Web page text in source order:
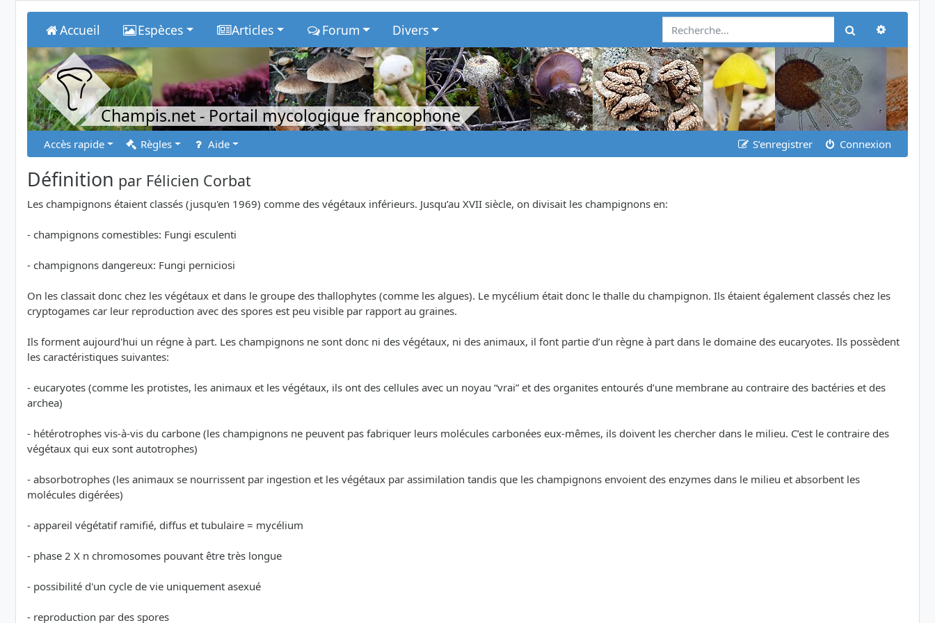
Accueil Espèces Articles Forum Divers Rechercher
Champis.net- Portail mycologique francophone
Accès rapide Règles Aide S’enregistrer Connexion
Définition par Félicien Corbat
Les champignons étaient classés (jusqu'en 1969) comme des végétaux inférieurs. Jusqu’au XVII siècle, on divisait les champignons en:
- champignons comestibles: Fungi esculenti
- champignons dangereux: Fungi perniciosi
On les classait donc chez les végétaux et dans le groupe des thallophytes (comme les algues). Le mycélium était donc le thalle du champignon. Ils étaient également classés chez les
cryptogames car leur reproduction avec des spores est peu visible par rapport au graines.
Ils forment aujourd'hui un régne à part. Les champignons ne sont donc ni des végétaux, ni des animaux, il font partie d’un règne à part dans le domaine des eucaryotes. Ils possèdent
les caractéristiques suivantes:
- eucaryotes (comme les protistes, les animaux et les végétaux, ils ont des cellules avec un noyau “vrai” et des organites entourés d’une membrane au contraire des bactéries et des
archea)
- hétérotrophes vis-à-vis du carbone (les champignons ne peuvent pas fabriquer leurs molécules carbonées eux-mêmes, ils doivent les chercher dans le milieu. C’est le contraire des
végétaux qui eux sont autotrophes)
- absorbotrophes (les animaux se nourrissent par ingestion et les végétaux par assimilation tandis que les champignons envoient des enzymes dans le milieu et absorbent les
molécules digérées)
- appareil végétatif ramifié, diffus et tubulaire = mycélium
- phase 2 X n chromosomes pouvant être très longue
- possibilité d'un cycle de vie uniquement asexué
- reproduction par des spores